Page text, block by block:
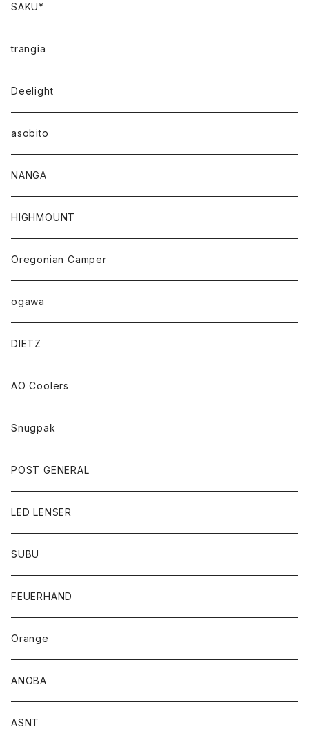
SAKU*
trangia
Deelight
asobito
NANGA
HIGHMOUNT
Oregonian Camper
ogawa
DIETZ
AO Coolers
Snugpak
POST GENERAL
LED LENSER
SUBU
FEUERHAND
Orange
ANOBA
ASNT